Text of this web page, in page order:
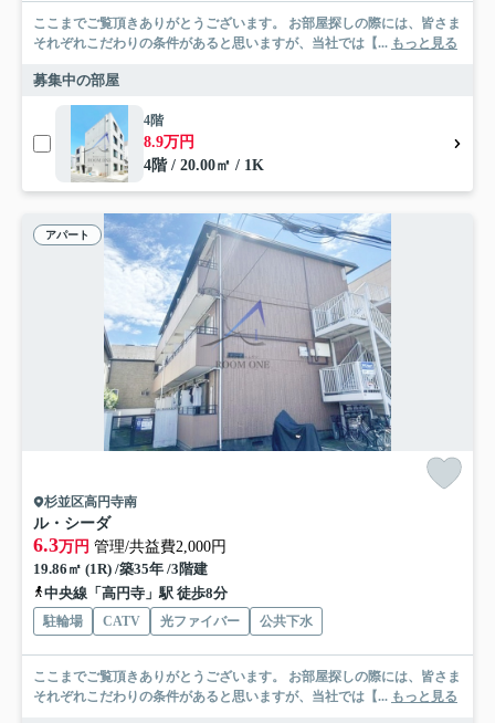
ここまでご覧頂きありがとうございます。 お部屋探しの際には、皆さま
それぞれこだわりの条件があると思いますが、当社では【... もっと見る
募集中の部屋
4階
8.9万円
4階 / 20.00㎡ / 1K
アパート
杉並区高円寺南
ル・シーダ
6.3万円 管理/共益費2,000円
19.86㎡ (1R) /築35年 /3階建
中央線「高円寺」駅 徒歩8分
駐輪場 CATV 光ファイバー 公共下水
ここまでご覧頂きありがとうございます。 お部屋探しの際には、皆さま
それぞれこだわりの条件があると思いますが、当社では【... もっと見る